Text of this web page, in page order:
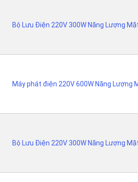
Bộ Lưu Điện 220V 300W Năng Lượng
Máy phát điện 220V 600W Năng Lượng
Bộ Lưu Điện 220V 300W Năng Lượng